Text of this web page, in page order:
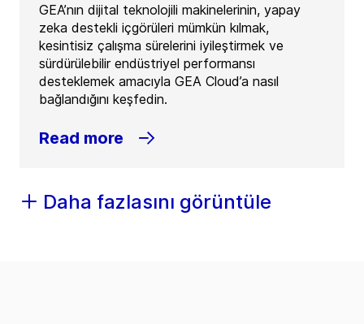
GEA’nın dijital teknolojili makinelerinin, yapay
zeka destekli içgörüleri mümkün kılmak,
kesintisiz çalışma sürelerini iyileştirmek ve
sürdürülebilir endüstriyel performansı
desteklemek amacıyla GEA Cloud’a nasıl
bağlandığını keşfedin.
Read more
Daha fazlasını görüntüle